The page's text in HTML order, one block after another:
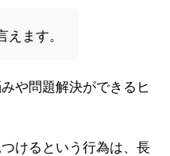
えます。
や問題解決ができるヒ
けるという行為は、長